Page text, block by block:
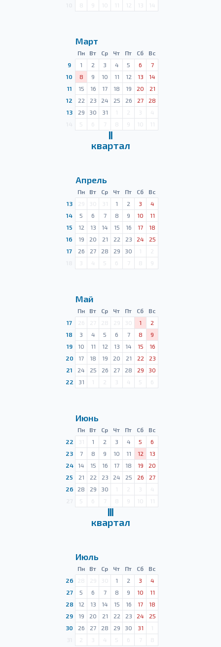
8 9 10 11 12 13 14
Март
Пн Вт Ср Чт Пт Сб
Вс
9
1 2 3 4 5 6
7
10
8 9 10 11 12 13
14
11
15 16 17 18 19 20
21
12
22 23 24 25 26 27
28
13
29 30 31 1 2 3
4
5 6 7 8 9 10 11
Ⅱ
квартал
Апрель
Пн Вт Ср Чт Пт Сб
Вс
13
29 30 31 1 2 3
4
14
5 6 7 8 9 10
11
15
12 13 14 15 16 17
18
16
19 20 21 22 23 24
25
17
26 27 28 29 30 1
2
3 4 5 6 7 8 9
Май
Пн Вт Ср Чт Пт Сб
Вс
17
26 27 28 29 30 1
2
18
3 4 5 6 7 8
9
19
10 11 12 13 14 15
16
20
17 18 19 20 21 22
23
21
24 25 26 27 28 29
30
22
31 1 2 3 4 5 6
Июнь
Пн Вт Ср Чт Пт Сб
Вс
22
31 1 2 3 4 5
6
23
7 8 9 10 11 12
13
24
14 15 16 17 18 19
20
25
21 22 23 24 25 26
27
26
28 29 30 1 2 3
4
5 6 7 8 9 10 11
Ⅲ
квартал
Июль
Пн Вт Ср Чт Пт Сб
Вс
26
28 29 30 1 2 3
4
27
5 6 7 8 9 10
11
28
12 13 14 15 16 17
18
29
19 20 21 22 23 24
25
30
26 27 28 29 30 31
1
2 3 4 5 6 7 8